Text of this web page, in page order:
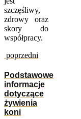
szczęśliwy,
zdrowy oraz
skory do
współpracy.
poprzedni
Podstawowe
informacje
dotyczące
żywienia
koni